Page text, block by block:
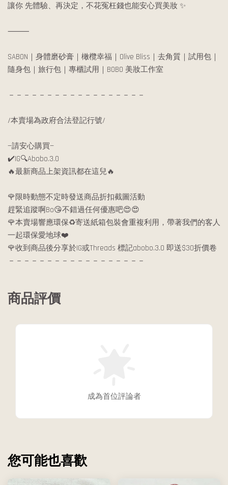
讓你 先體驗、再決定，不花冤枉錢也能安心買美妝 ✨
⸻
SABON｜身體磨砂膏｜橄欖幸福｜Olive Bliss｜去角質｜試用包｜
隨身包｜旅行包｜專櫃試用｜BOBO 美妝工作室
－－－－－－－－－－－－－－－－－－
/本賣場為政府合法登記行號/
—請安心購買—
✔️IG🔍Abobo.3.0
🔥最新商品上架資訊都在這兒🔥
🌹限時動態不定時發送商品折扣截圖活動
趕緊追蹤啊Bo😘不錯過任何優惠吧😍😍
🌹本賣場響應環保♻️寄送紙箱包裝會重複利用，帶著我們的客人
一起環保愛地球❤️
🌹收到商品後分享於IG或Threads 標記abobo.3.0 即送$30折價卷
－－－－－－－－－－－－－－－－－－
商品評價
成為首位評論者
您可能也喜歡